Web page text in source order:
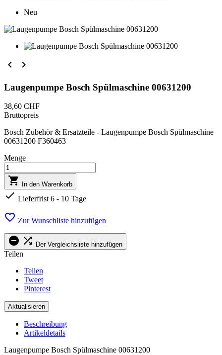
Neu
 
Laugenpumpe Bosch Spülmaschine 00631200
38,60 CHF
Bruttopreis
Bosch Zubehör & Ersatzteile - Laugenpumpe Bosch Spülmaschine
00631200 F360463
Menge
 In den Warenkorb
 Lieferfrist 6 - 10 Tage
 Zur Wunschliste hinzufügen
  Der Vergleichsliste hinzufügen
Teilen
Teilen
Tweet
Pinterest
Beschreibung
Artikeldetails
Laugenpumpe Bosch Spülmaschine 00631200